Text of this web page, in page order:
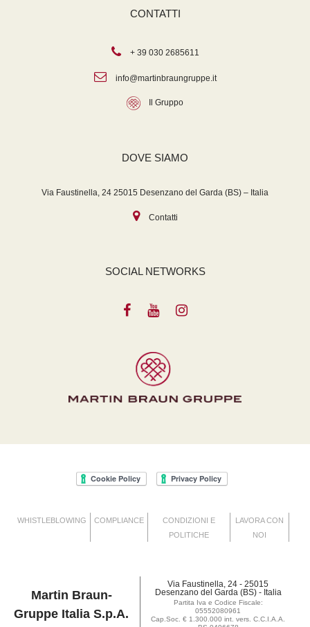
CONTATTI
+ 39 030 2685611
info@martinbraungruppe.it
Il Gruppo
DOVE SIAMO
Via Faustinella, 24 25015 Desenzano del Garda (BS) – Italia
Contatti
SOCIAL NETWORKS
Martin Braun-
Gruppe Italia S.p.A.
Via Faustinella, 24 - 25015
Desenzano del Garda (BS) - Italia
Partita Iva e Codice Fiscale:
05552080961
Cap.Soc. € 1.300.000 int. vers. C.C.I.A.A.
WHISTLEBLOWING COMPLIANCE
CONDIZIONI E
POLITICHE
LAVORA CON
NOI